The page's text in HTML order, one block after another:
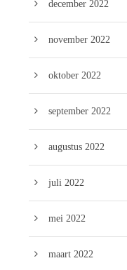
december 2022
november 2022
oktober 2022
september 2022
augustus 2022
juli 2022
mei 2022
maart 2022